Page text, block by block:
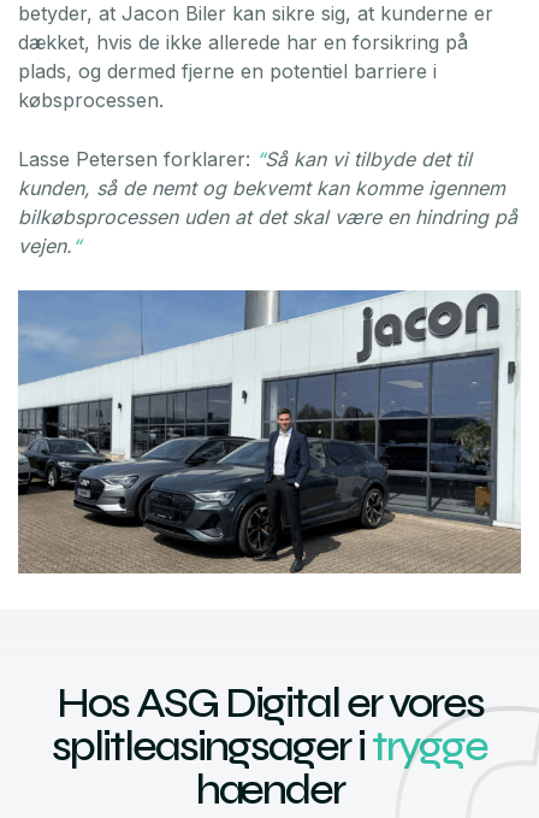
betyder, at Jacon Biler kan sikre sig, at kunderne er
dækket, hvis de ikke allerede har en forsikring på
plads, og dermed fjerne en potentiel barriere i
købsprocessen.
Lasse Petersen forklarer: “Så kan vi tilbyde det til
kunden, så de nemt og bekvemt kan komme igennem
bilkøbsprocessen uden at det skal være en hindring på
vejen. “
Hos ASG Digital er vores
splitleasingsager itrygge
hænder